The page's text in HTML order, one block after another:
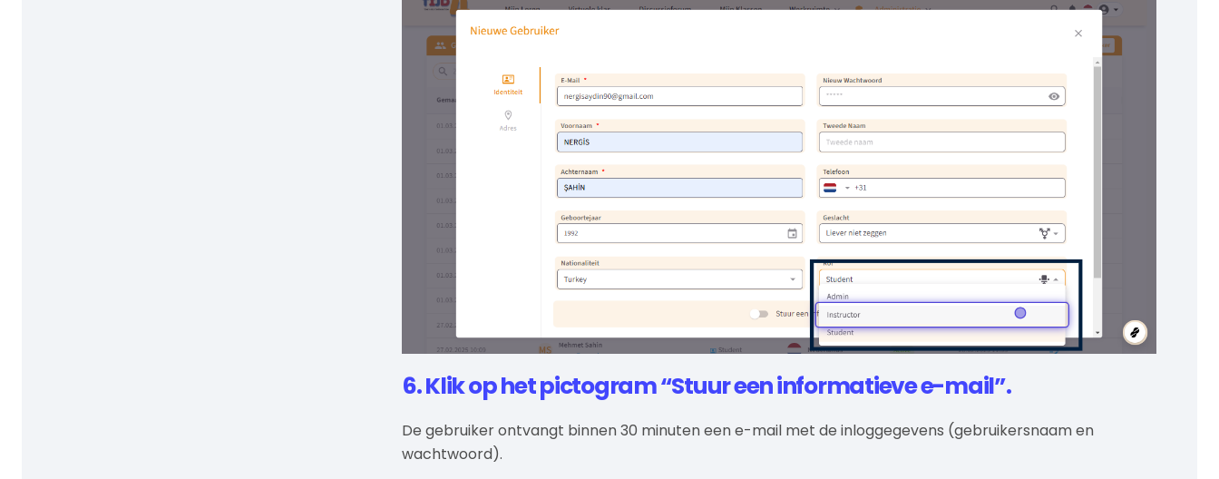
6. Klik op het pictogram “Stuur een informatieve e-mail”.
De gebruiker ontvangt binnen 30 minuten een e-mail met de inloggegevens (gebruikersnaam en
wachtwoord).